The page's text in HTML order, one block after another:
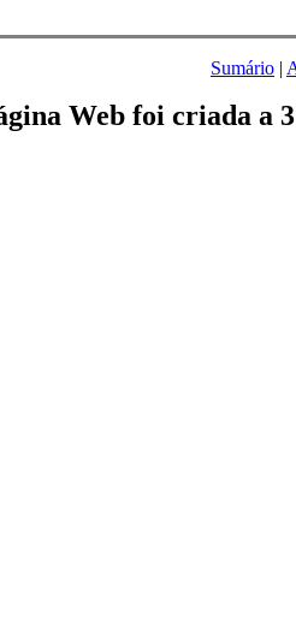
Sumário |
Web foi criada a